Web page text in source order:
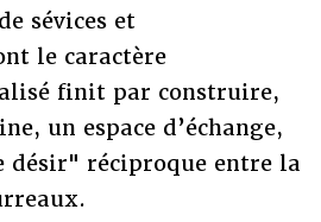
sévices et
le caractère
finit par construire,
un espace d’échange,
désir" réciproque entre la